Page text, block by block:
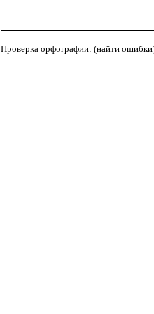
Проверка орфографии: (найти